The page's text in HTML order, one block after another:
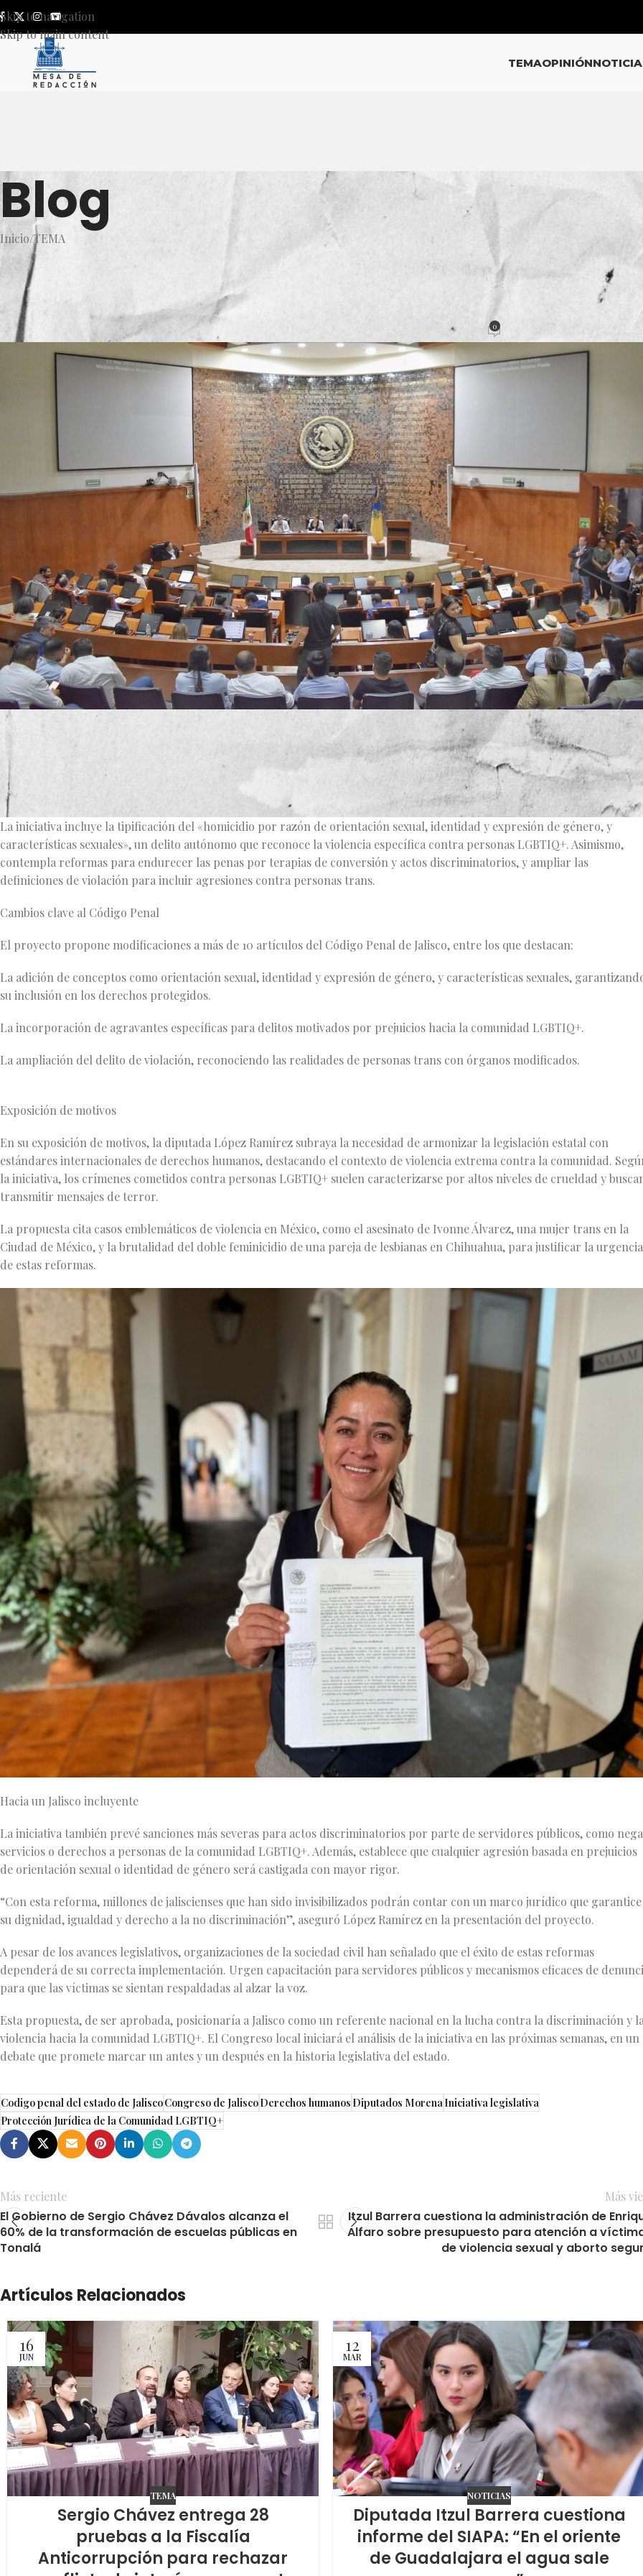
Skip to navigation
Skip to main content
TEMAOPINIÓN
Blog
Inicio TEMA
Iniciativa de la diputada Norma López perfila a Jalisco como
Pionero en la Protección Jurídica de la Comunidad LGBTIQ+
Publicado por Activado 25 noviembre, 2024 0
En el Congreso del Estado de Jalisco se presentó para su análisis una ambiciosa iniciativa legislativa que busca reformar el
Código Penal estatal para combatir la violencia y discriminación contra la comunidad LGBTIQ+. La propuesta, presentada
por la diputada Norma López Ramírez del grupo parlamentario de MORENA, tiene como eje principal garantizar la
igualdad y proteger los derechos humanos de esta comunidad, históricamente vulnerada.
La iniciativa incluye la tipificación del «homicidio por razón de orientación sexual, identidad y expresión de género, y
características sexuales», un delito autónomo que reconoce la violencia específica contra personas LGBTIQ+. Asimismo,
contempla reformas para endurecer las penas por terapias de conversión y actos discriminatorios, y ampliar las
definiciones de violación para incluir agresiones contra personas trans.
Cambios clave al Código Penal
El proyecto propone modificaciones a más de 10 artículos del Código Penal de Jalisco, entre los que destacan:
La adición de conceptos como orientación sexual, identidad y expresión de género, y características sexuales,
su inclusión en los derechos protegidos.
La incorporación de agravantes específicas para delitos motivados por prejuicios hacia la comunidad LGBTIQ+.
La ampliación del delito de violación, reconociendo las realidades de personas trans con órganos modificados.
Exposición de motivos
En su exposición de motivos, la diputada López Ramírez subraya la necesidad de armonizar la legislación estatal con
estándares internacionales de derechos humanos, destacando el contexto de violencia extrema contra la comunidad.
la iniciativa, los crímenes cometidos contra personas LGBTIQ+ suelen caracterizarse por altos niveles de crueldad y
transmitir mensajes de terror.
La propuesta cita casos emblemáticos de violencia en México, como el asesinato de Ivonne Álvarez, una mujer trans en la
Ciudad de México, y la brutalidad del doble feminicidio de una pareja de lesbianas en Chihuahua, para justificar la urgencia
de estas reformas.
Hacia un Jalisco incluyente
La iniciativa también prevé sanciones más severas para actos discriminatorios por parte de servidores públicos, como
servicios o derechos a personas de la comunidad LGBTIQ+. Además, establece que cualquier agresión basada en prejuicios
de orientación sexual o identidad de género será castigada con mayor rigor.
“Con esta reforma, millones de jaliscienses que han sido invisibilizados podrán contar con un marco jurídico que garantice
su dignidad, igualdad y derecho a la no discriminación”, aseguró López Ramírez en la presentación del proyecto.
A pesar de los avances legislativos, organizaciones de la sociedad civil han señalado que el éxito de estas reformas
dependerá de su correcta implementación. Urgen capacitación para servidores públicos y mecanismos eficaces de
para que las víctimas se sientan respaldadas al alzar la voz.
Esta propuesta, de ser aprobada, posicionaría a Jalisco como un referente nacional en la lucha contra la discriminación y la
violencia hacia la comunidad LGBTIQ+. El Congreso local iniciará el análisis de la iniciativa en las próximas semanas, en un
debate que promete marcar un antes y un después en la historia legislativa del estado.
Codigo penal del estado de JaliscoCongreso de JaliscoDerechos humanosDiputados MorenaIniciativa legislativa
Protección Jurídica de la Comunidad LGBTIQ+
Más reciente
El Gobierno de Sergio Chávez Dávalos alcanza el
60% de la transformación de escuelas públicas en
Tonalá
Más
Itzul Barrera cuestiona la administración de
Alfaro sobre presupuesto para atención a
de violencia sexual y aborto
Artículos Relacionados
16
JUN
TEMA
Sergio Chávez entrega 28
pruebas a la Fiscalía
Anticorrupción para rechazar
12
MAR
NOTICIAS
Diputada Itzul Barrera cuestiona
informe del SIAPA: “En el oriente
de Guadalajara el agua sale